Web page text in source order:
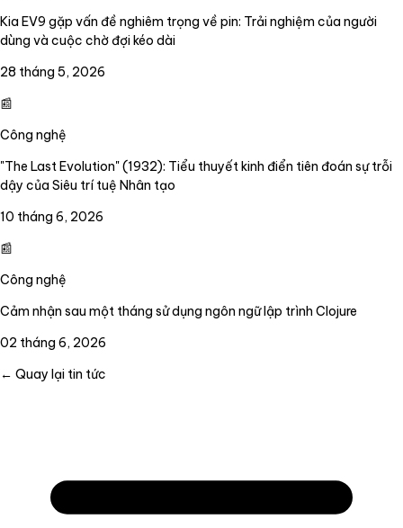
Kia EV9 gặp vấn đề nghiêm trọng về pin: Trải nghiệm của người
dùng và cuộc chờ đợi kéo dài
28 tháng 5, 2026
📰
Công nghệ
"The Last Evolution" (1932): Tiểu thuyết kinh điển tiên đoán sự trỗi
dậy của Siêu trí tuệ Nhân tạo
10 tháng 6, 2026
📰
Công nghệ
Cảm nhận sau một tháng sử dụng ngôn ngữ lập trình Clojure
02 tháng 6, 2026
← Quay lại tin tức